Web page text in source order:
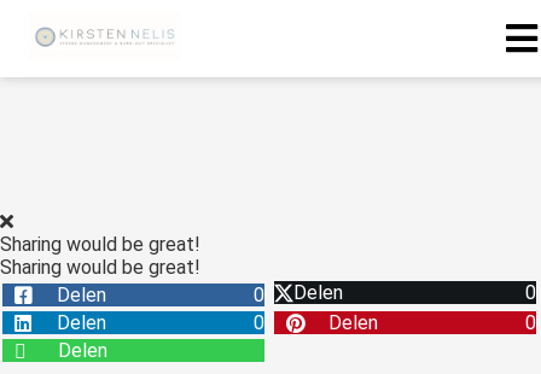
Sharing would be great!
Sharing would be great!
Delen
0 Delen
0
Delen
0 Delen
0
Delen
zijn